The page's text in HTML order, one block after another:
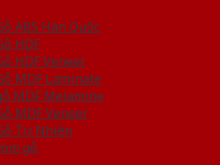
ABS Hàn Quốc
HDF
HDF Veneer
MDF Laminate
MDF Melamine
MDF Veneer
Tự Nhiên
gỗ